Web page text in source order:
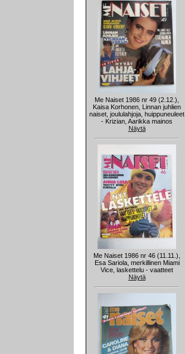
Me Naiset 1986 nr 49 (2.12.),
Kaisa Korhonen, Linnan juhlien
naiset, joululahjoja, huippuneuleet
- Krizian, Aarikka mainos
Näytä
Me Naiset 1986 nr 46 (11.11.),
Esa Sariola, merkillinen Miami
Vice, laskettelu - vaatteet
Näytä